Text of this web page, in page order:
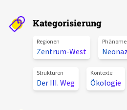
Alle Beiträge
Veranstaltungen
Podcasts
Über uns
Projektbeschreibung
Kontakt
Kategorisierung
Regionen
Zentrum-West
Strukturen
Der III. Weg
Kontexte
Ökologie